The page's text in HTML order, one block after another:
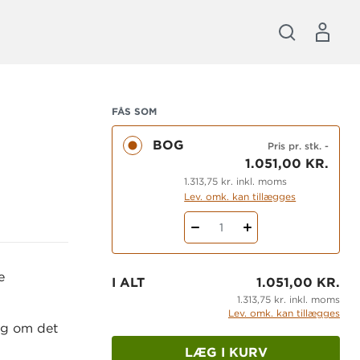
om det
FÅS SOM
BOG Pris pr. stk. -
1.051,00 KR.
1.313,75 kr. inkl. moms
Lev. omk. kan tillægges
1
I ALT 1.051,00 KR.
1.313,75 kr. inkl. moms
Lev. omk. kan tillægges
LÆG I KURV